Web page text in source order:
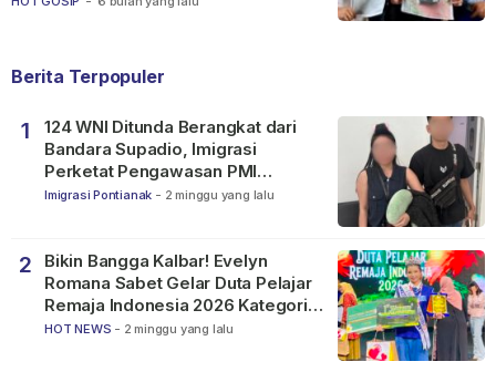
Berita Terpopuler
1
124 WNI Ditunda Berangkat dari
Bandara Supadio, Imigrasi
Perketat Pengawasan PMI
Nonprosedural
Imigrasi Pontianak - 2 minggu yang lalu
2
Bikin Bangga Kalbar! Evelyn
Romana Sabet Gelar Duta Pelajar
Remaja Indonesia 2026 Kategori
SMP
HOT NEWS - 2 minggu yang lalu